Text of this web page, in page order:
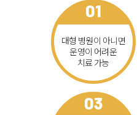
01
대형 병원이 아니면
운영이 어려운
치료 가능
03